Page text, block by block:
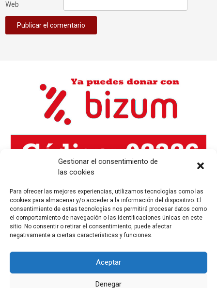
Gestionar el consentimiento de
las cookies
Para ofrecer las mejores experiencias, utilizamos tecnologías como las
cookies para almacenar y/o acceder a la información del dispositivo. El
consentimiento de estas tecnologías nos permitirá procesar datos como
el comportamiento de navegación o las identificaciones únicas en este
sitio. No consentir o retirar el consentimiento, puede afectar
negativamente a ciertas características y funciones.
Aceptar
Denegar
Web
Calendario
AGOSTO 2026